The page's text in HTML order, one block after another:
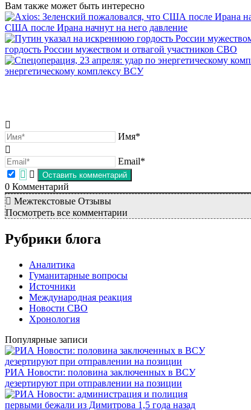
Вам также может быть интересно
США после Ирана начнут на него давление
гордость России мужеством и отвагой участников СВО
энергетическому комплексу ВСУ
Имя*
Email*
0 Комментарий
Межтекстовые Отзывы
Посмотреть все комментарии
Рубрики блога
Аналитика
Гуманитарные вопросы
Источники
Международная реакция
Новости СВО
Хронология
Популярные записи
РИА Новости: половина заключенных в ВСУ
дезертируют при отправлении на позиции